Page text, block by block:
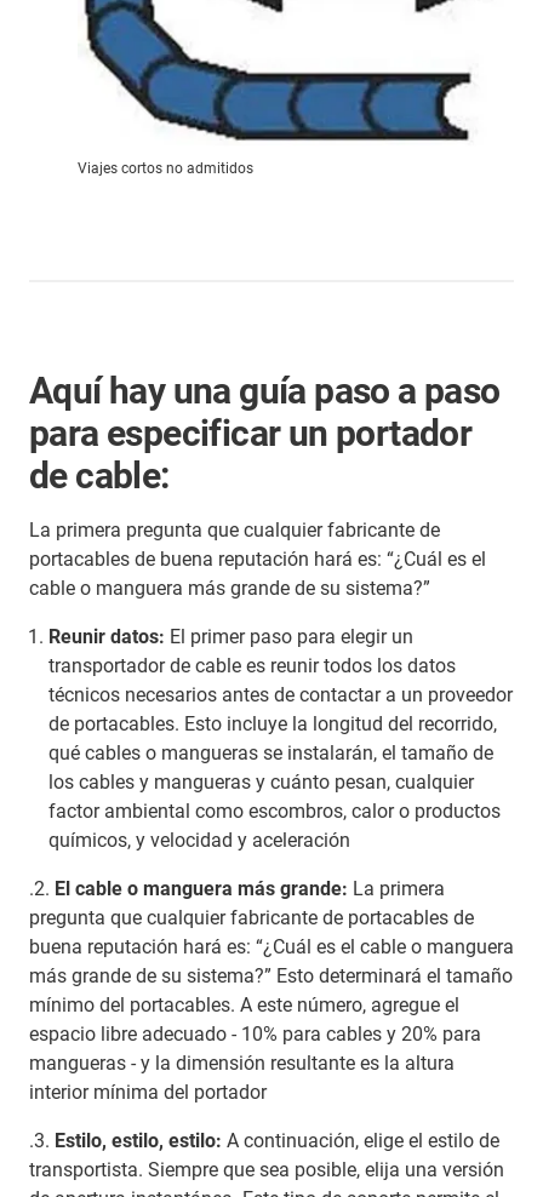
Viajes cortos no admitidos
Aquí hay una guía paso a paso
para especificar un portador
de cable:
La primera pregunta que cualquier fabricante de
portacables de buena reputación hará es: “¿Cuál es el
cable o manguera más grande de su sistema?”
Reunir datos: El primer paso para elegir un
transportador de cable es reunir todos los datos
técnicos necesarios antes de contactar a un proveedor
de portacables. Esto incluye la longitud del recorrido,
qué cables o mangueras se instalarán, el tamaño de
los cables y mangueras y cuánto pesan, cualquier
factor ambiental como escombros, calor o productos
químicos, y velocidad y aceleración
.2. El cable o manguera más grande: La primera
pregunta que cualquier fabricante de portacables de
buena reputación hará es: “¿Cuál es el cable o manguera
más grande de su sistema?” Esto determinará el tamaño
mínimo del portacables. A este número, agregue el
espacio libre adecuado - 10% para cables y 20% para
mangueras - y la dimensión resultante es la altura
interior mínima del portador
.3. Estilo, estilo, estilo: A continuación, elige el estilo de
transportista. Siempre que sea posible, elija una versión